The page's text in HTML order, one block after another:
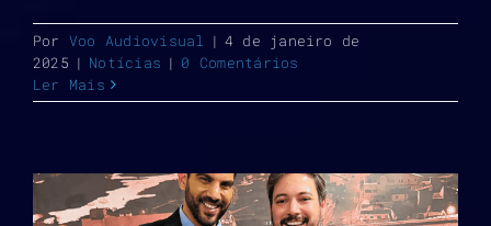
Por Voo Audiovisual | 4 de janeiro de
2025 | Notícias | 0 Comentários
Ler Mais